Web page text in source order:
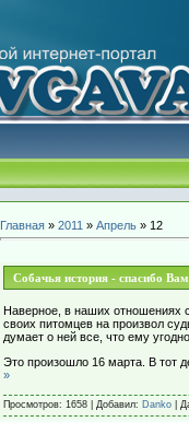
Главная » 2011 » Апрель » 12
Собачья история - спасибо
Наверное, в наших отношениях
своих питомцев на произвол
думает о ней все, что ему угодно.
Это произошло 16 марта. В тот
»
Просмотров: 1658 | Добавил: Danko |